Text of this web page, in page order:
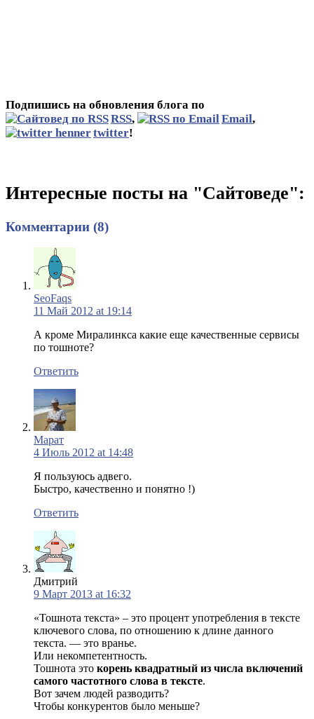
Подпишись на обновления блога по
RSS, Email,
twitter!
Интересные посты на "Сайтоведе":
Комментарии (8)
SeoFaqs
11 Май 2012 at 19:14
А кроме Миралинкса какие еще качественные сервисы
по тошноте?
Ответить
Марат
4 Июль 2012 at 14:48
Я пользуюсь адвего.
Быстро, качественно и понятно !)
Ответить
Дмитрий
9 Март 2013 at 16:32
«Тошнота текста» – это процент употребления в тексте
ключевого слова, по отношению к длине данного
текста. — это вранье.
Или некомпетентность.
Тошнота это корень квадратный из числа включений
самого частотного слова в тексте.
Вот зачем людей разводить?
Чтобы конкурентов было меньше?